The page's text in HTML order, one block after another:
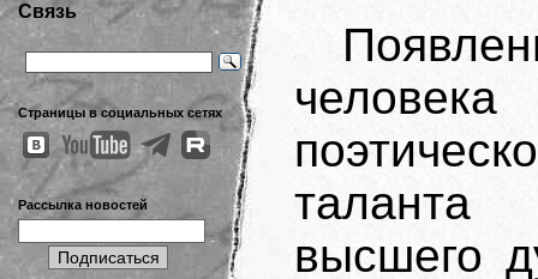
Связь
Страницы в социальных сетях
Рассылка новостей
человека
высшего